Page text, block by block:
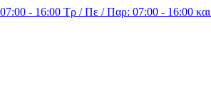
- 16:00 Τρ / Πε / Παρ: 07:00 - 16:00